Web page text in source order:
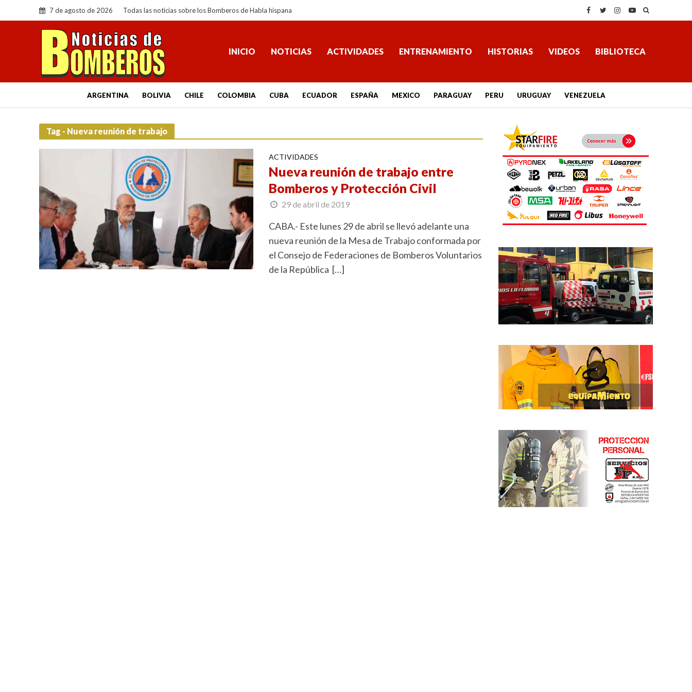
7 de agosto de 2026 Todas las noticias sobre los Bomberos de Habla hispana
INICIO NOTICIAS ACTIVIDADES ENTRENAMIENTO HISTORIAS VIDEOS BIBLIOTECA
ARGENTINA BOLIVIA CHILE COLOMBIA CUBA ECUADOR ESPAÑA MEXICO PARAGUAY PERU URUGUAY VENEZUELA
Tag - Nueva reunión de trabajo
ACTIVIDADES
Nueva reunión de trabajo entre
Bomberos y Protección Civil
29 de abril de 2019
CABA.- Este lunes 29 de abril se llevó adelante una
nueva reunión de la Mesa de Trabajo conformada por
el Consejo de Federaciones de Bomberos Voluntarios
de la República […]